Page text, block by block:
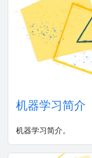
机器学习简介
机器学习简介。